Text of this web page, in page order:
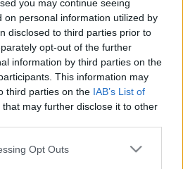
you may continue seeing
on personal information utilized by
disclosed to third parties prior to
opt-out of the further
information by third parties on the
This information may
third parties on the IAB’s List of
that may further disclose it to other
app uses one or more Google
Opt Outs